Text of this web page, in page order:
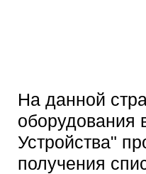
На данной
оборудования
Устройства"
получения